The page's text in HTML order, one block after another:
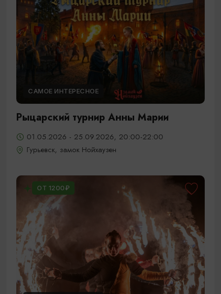
САМОЕ ИНТЕРЕСНОЕ
Рыцарский турнир Анны Марии
01.05.2026 - 25.09.2026, 20:00-22:00
Гурьевск, замок Нойхаузен
ОТ 1200₽